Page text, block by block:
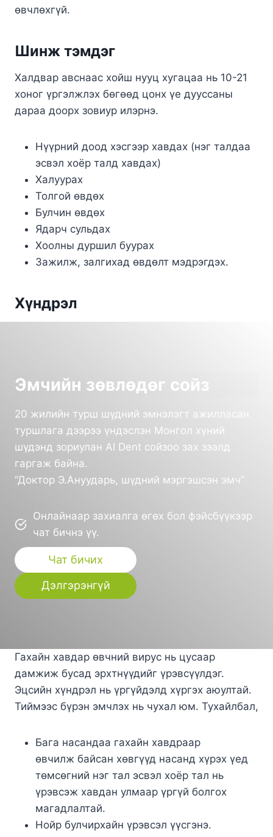
өвчлөхгүй.
Шинж тэмдэг
Халдвар авснаас хойш нууц хугацаа нь 10-21
хоног үргэлжлэх бөгөөд цонх үе дууссаны
дараа доорх зовиур илэрнэ.
Нүүрний доод хэсгээр хавдах (нэг талдаа
эсвэл хоёр талд хавдах)
Халуурах
Толгой өвдөх
Булчин өвдөх
Ядарч сульдах
Хоолны дуршил буурах
Зажилж, залгихад өвдөлт мэдрэгдэх.
Хүндрэл
Эмчийн зөвлөдөг сойз
20 жилийн турш шүдний эмнэлэгт ажилласан
туршлага дээрээ үндэслэн Монгол хүний
шүдэнд зориулан AI Dent сойзоо зах зээлд
гаргаж байна.
“Доктор Э.Ануударь, шүдний мэргэшсэн эмч”
Онлайнаар захиалга өгөх бол фэйсбүүкээр
чат бичнэ үү.
Чат бичих
Дэлгэрэнгүй
Гахайн хавдар өвчний вирус нь цусаар
дамжиж бусад эрхтнүүдийг үрэвсүүлдэг.
Эцсийн хүндрэл нь үргүйдэлд хүргэх аюултай.
Тиймээс бүрэн эмчлэх нь чухал юм. Тухайлбал,
Бага насандаа гахайн хавдраар
өвчилж байсан хөвгүүд насанд хүрэх үед
төмсөгний нэг тал эсвэл хоёр тал нь
үрэвсэж хавдан улмаар үргүй болгох
магадлалтай.
Нойр булчирхайн үрэвсэл үүсгэнэ.